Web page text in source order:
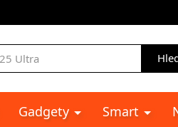
Gadgety Smart